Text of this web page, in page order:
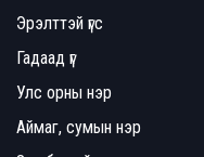
Эрэлттэй үгс
Гадаад үг
Улс орны нэр
Аймаг, сумын нэр